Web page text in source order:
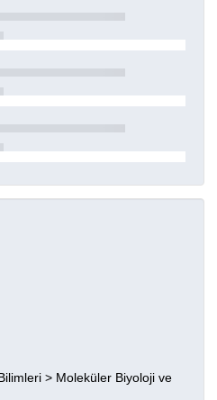
> Moleküler Biyoloji ve